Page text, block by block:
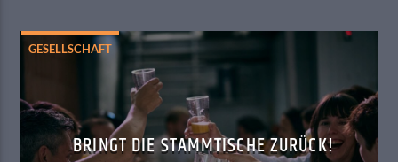
GESELLSCHAFT
BRINGT DIE STAMMTISCHE ZURÜCK!